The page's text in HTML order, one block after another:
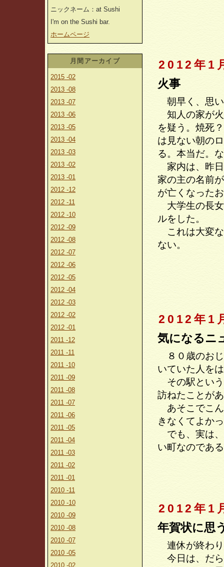
ニックネーム：at Sushi
I'm on the Sushi bar.
ホームページ
月間アーカイブ
2015 -02
2013 -08
2013 -07
2013 -06
2013 -05
2013 -04
2013 -03
2013 -02
2013 -01
2012 -12
2012 -11
2012 -10
2012 -09
2012 -08
2012 -07
2012 -06
2012 -05
2012 -04
2012 -03
2012 -02
2012 -01
2011 -12
2011 -11
2011 -10
2011 -09
2011 -08
2011 -07
2011 -06
2011 -05
2011 -04
2011 -03
2011 -02
2011 -01
2010 -11
2010 -10
2010 -09
2010 -08
2010 -07
2010 -05
2010 -02
2012年1
火事
朝早く、思
知人の家が火
を疑う。焼死
は見ない朝の
る。本当だ。
家内は、昨日
家の主の名前
が亡くなった
大学生の長女
ルをした。
これは大変な
ない。
2012年1
気になるニ
８０歳のおじ
いていた人を
その駅という
訪ねたことが
あそこでこん
きなくてよか
でも、実は、
い町なのであ
2012年1
年賀状に思
連休が終わり
今日は、だら